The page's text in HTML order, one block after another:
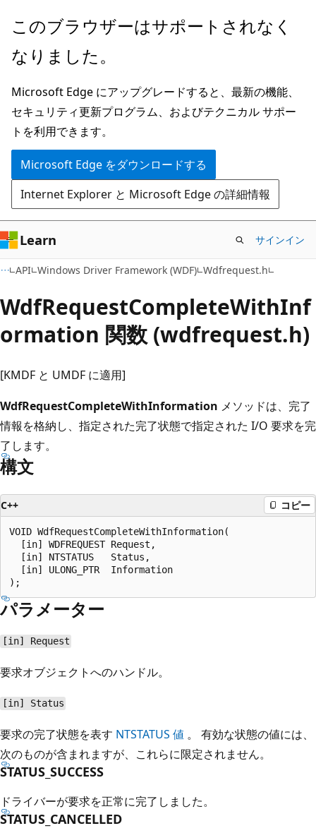
メ
ン
ン
テ
ン
ツ
に
ス
キ
ッ
プ
このブラウザーはサポートされなく
なりました。
Microsoft Edge にアップグレードすると、最新の機能、
セキュリティ更新プログラム、およびテクニカル サポー
トを利用できます。
Microsoft Edge をダウンロードする
Internet Explorer と Microsoft Edge の詳細情報
Learn サインイン
API Windows Driver Framework (WDF) Wdfrequest.h
WdfRequestCompleteWithInf
ormation 関数 (wdfrequest.h)
[KMDF と UMDF に適用]
WdfRequestCompleteWithInformation メソッドは、完了
情報を格納し、指定された完了状態で指定された I/O 要求を完
了します。
構文
C++ コピー
VOID WdfRequestCompleteWithInformation(
  [in] WDFREQUEST Request,
  [in] NTSTATUS   Status,
  [in] ULONG_PTR  Information
パラメーター
[in] Request
要求オブジェクトへのハンドル。
[in] Status
要求の完了状態を表す NTSTATUS 値 。 有効な状態の値には、
次のものが含まれますが、これらに限定されません。
STATUS_SUCCESS
ドライバーが要求を正常に完了しました。
STATUS_CANCELLED